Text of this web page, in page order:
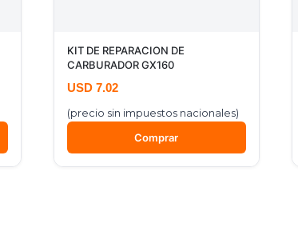
KIT DE REPARACION DE
CARBURADOR GX160
USD 7.02
(precio sin impuestos nacionales)
Comprar